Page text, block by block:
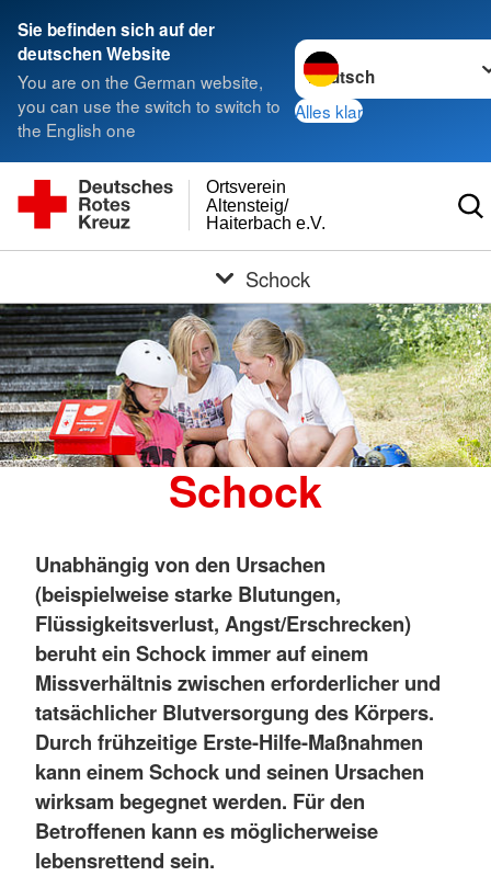
Sie befinden sich auf der
deutschen Website
You are on the German website,
you can use the switch to switch to
the English one
Sprache wechseln zu
Alles klar
Haiterbach e.V.
Altensteig/
Ortsverein
Schock
Schock
Unabhängig von den Ursachen
(beispielweise starke Blutungen,
Flüssigkeitsverlust, Angst/Erschrecken)
beruht ein Schock immer auf einem
Missverhältnis zwischen erforderlicher und
tatsächlicher Blutversorgung des Körpers.
Durch frühzeitige Erste-Hilfe-Maßnahmen
kann einem Schock und seinen Ursachen
wirksam begegnet werden. Für den
Betroffenen kann es möglicherweise
lebensrettend sein.